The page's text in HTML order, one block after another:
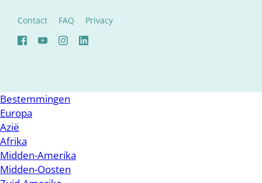
Contact FAQ Privacy
Bestemmingen
Europa
Azië
Afrika
Midden-Amerika
Midden-Oosten